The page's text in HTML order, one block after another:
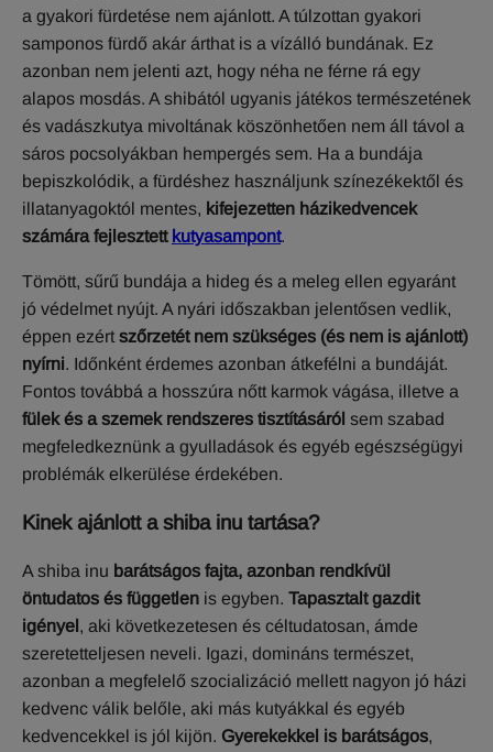
a gyakori fürdetése nem ajánlott. A túlzottan gyakori
samponos fürdő akár árthat is a vízálló bundának. Ez
azonban nem jelenti azt, hogy néha ne férne rá egy
alapos mosdás. A shibától ugyanis játékos természetének
és vadászkutya mivoltának köszönhetően nem áll távol a
sáros pocsolyákban hempergés sem. Ha a bundája
bepiszkolódik, a fürdéshez használjunk színezékektől és
illatanyagoktól mentes, kifejezetten házikedvencek
számára fejlesztett kutyasampont.
Tömött, sűrű bundája a hideg és a meleg ellen egyaránt
jó védelmet nyújt. A nyári időszakban jelentősen vedlik,
éppen ezért szőrzetét nem szükséges (és nem is ajánlott)
nyírni. Időnként érdemes azonban átkefélni a bundáját.
Fontos továbbá a hosszúra nőtt karmok vágása, illetve a
fülek és a szemek rendszeres tisztításáról sem szabad
megfeledkeznünk a gyulladások és egyéb egészségügyi
problémák elkerülése érdekében.
Kinek ajánlott a shiba inu tartása?
A shiba inu barátságos fajta, azonban rendkívül
öntudatos és független is egyben. Tapasztalt gazdit
igényel , aki következetesen és céltudatosan, ámde
szeretetteljesen neveli. Igazi, domináns természet,
azonban a megfelelő szocializáció mellett nagyon jó házi
kedvenc válik belőle, aki más kutyákkal és egyéb
kedvencekkel is jól kijön. Gyerekekkel is barátságos,